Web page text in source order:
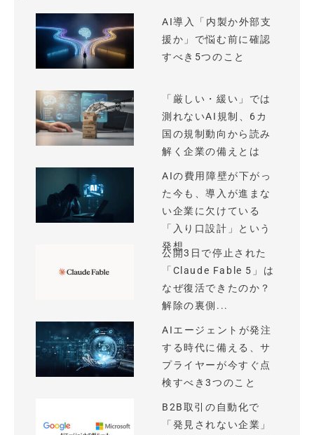
AI導入「内製か外部支
援か」で悩む前に確認
すべき5つのこと
「厳しい・緩い」では
測れないAI規制、6カ
国の規制動向から読み
解く企業の備えとは
AIの費用障壁が下がっ
た今も、導入が進まな
い企業に欠けている
「入り口設計」という
発想
公開3日で停止された
「Claude Fable 5」は
なぜ復活できたのか？
解除の裏側...
AIエージェントが発注
する時代に備える、サ
プライヤーが今すぐ点
検すべき3つのこと
B2B取引の自動化で
「発見されない企業」